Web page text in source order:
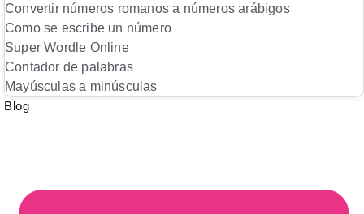
Convertir números romanos a números arábigos
Como se escribe un número
Super Wordle Online
Contador de palabras
Mayúsculas a minúsculas
Blog